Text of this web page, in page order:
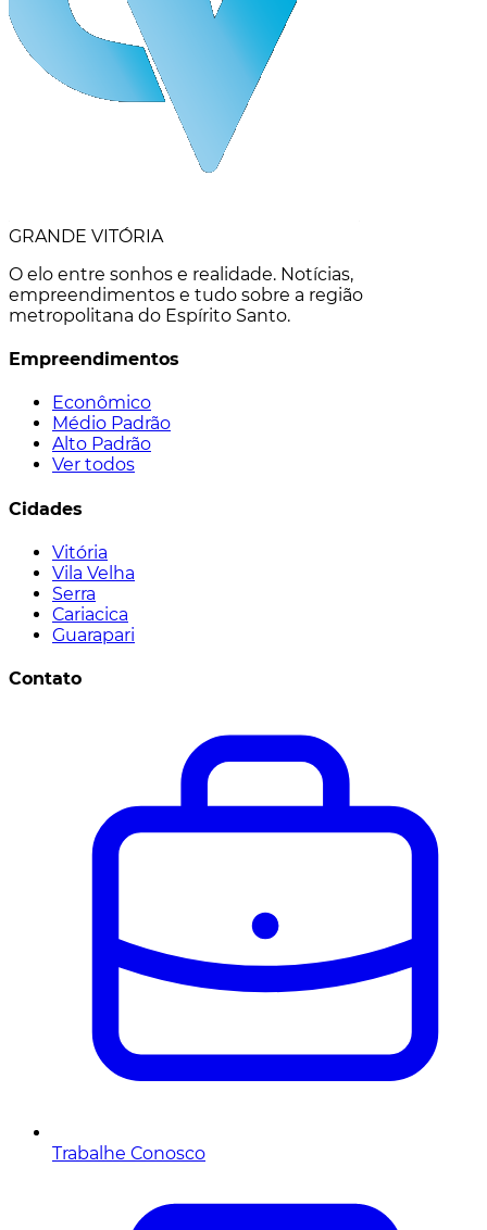
GRANDE VITÓRIA
O elo entre sonhos e realidade. Notícias,
empreendimentos e tudo sobre a região
metropolitana do Espírito Santo.
Empreendimentos
Econômico
Médio Padrão
Alto Padrão
Ver todos
Cidades
Vitória
Vila Velha
Serra
Cariacica
Guarapari
Contato
Trabalhe Conosco